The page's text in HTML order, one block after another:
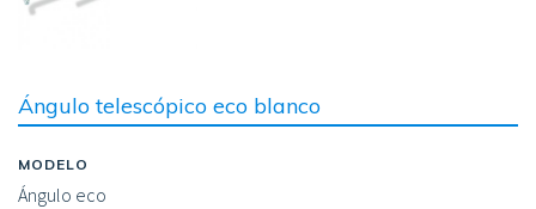
Ángulo telescópico eco blanco
MODELO
Ángulo eco